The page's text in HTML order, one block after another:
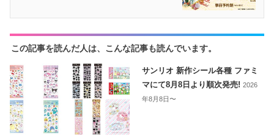
この記事を読んだ人は、こんな記事も読んでいます。
サンリオ 新作シール各種 ファミ
マにて8月8日より順次発売!2026
年8月8日〜